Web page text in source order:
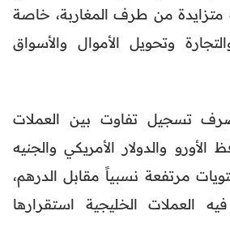
متزايدة من طرف المغاربة، خاصة
وتحويل الأموال والأسواق
تسجيل تفاوت بين العملات
والدولار الأمريكي والجنيه
مرتفعة نسبياً مقابل الدرهم،
العملات الخليجية استقرارها